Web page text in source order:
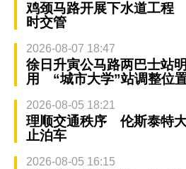
鸡颈马路开展下水道工程
时交管
2026-08-07 18:47
徐日升寅公马路两巴士站
用 “城市大学”站调整位
2026-08-05 18:21
理顺交通秩序 伦斯泰特
止泊车
2026-08-05 16:15